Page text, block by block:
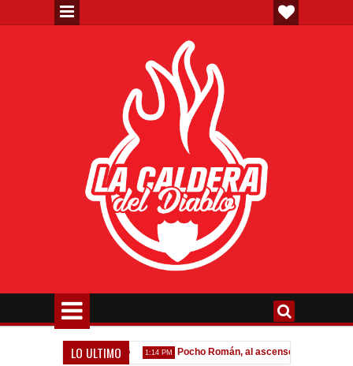
LO ULTIMO
formal por Lomónaco 1:14 PM Pocho Román, al ascenso holandés